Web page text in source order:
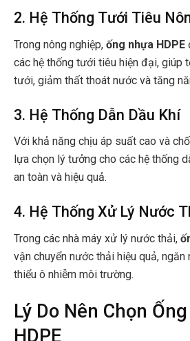
2. Hệ Thống Tưới Tiêu
Trong nông nghiệp, ống nhựa HDPE
các hệ thống tưới tiêu hiện đại, giúp
tưới, giảm thất thoát nước và tăng
3. Hệ Thống Dẫn Dầu Khí
Với khả năng chịu áp suất cao và
lựa chọn lý tưởng cho các hệ thống
an toàn và hiệu quả.
4. Hệ Thống Xử Lý Nước
Trong các nhà máy xử lý nước thải,
vận chuyển nước thải hiệu quả,
thiểu ô nhiễm môi trường.
Lý Do Nên Chọn
HDPE